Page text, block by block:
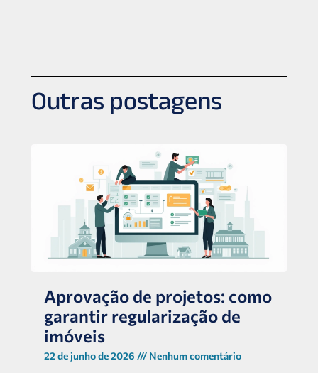
Outras postagens
Aprovação de projetos: como
garantir regularização de
imóveis
22 de junho de 2026 Nenhum comentário